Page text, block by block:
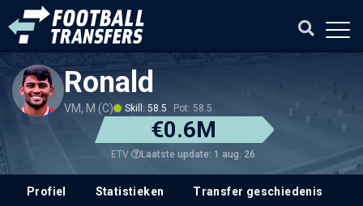
Ronald
VM, M (C) Skill: 58.5 Pot: 58.5
€0.6M
ETV Laatste update: 1 aug. 26
Profiel Statistieken Transfer geschiedenis